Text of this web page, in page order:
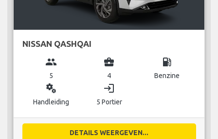
NISSAN QASHQAI
group
5
business_center
4
local_gas_station
Benzine
miscellaneous_services
Handleiding
login
5 Portier
DETAILS WEERGEVEN...